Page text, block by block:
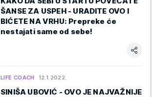
ŠANSE ZA USPEH - URADITE OVO I
BIĆETE NA VRHU: Prepreke će
nestajati same od sebe!
LIFE COACH 12.1.2022.
SINIŠA UBOVIĆ - OVO JE NAJVAŽNIJE